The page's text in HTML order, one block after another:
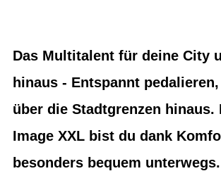
Das Multitalent für deine City
hinaus - Entspannt
über die Stadtgrenzen hinaus.
Image XXL bist du dank
besonders bequem